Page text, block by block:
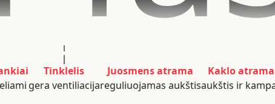
Tinklelis
gera ventiliacija
Juosmens atrama
reguliuojamas aukštis
Kaklo atrama
aukštis ir kampas